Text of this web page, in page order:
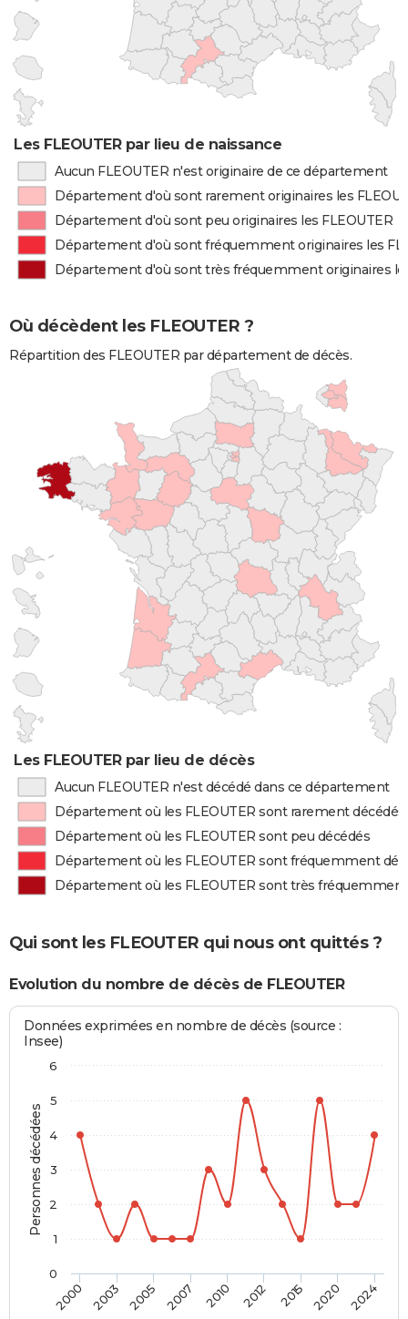
Les FLEOUTER par lieu de naissance
Aucun FLEOUTER n'est originaire de ce département
Département d'où sont rarement originaires les
Département d'où sont peu originaires les FLEOUTER
Département d'où sont fréquemment originaires les
Département d'où sont très fréquemment originaires
Où décèdent les FLEOUTER ?
Répartition des FLEOUTER par département de décès.
Les FLEOUTER par lieu de décès
Aucun FLEOUTER n'est décédé dans ce département
Département où les FLEOUTER sont rarement décédés
Département où les FLEOUTER sont peu décédés
Département où les FLEOUTER sont fréquemment
Département où les FLEOUTER sont très
Qui sont les FLEOUTER qui nous ont quittés ?
Evolution du nombre de décès de FLEOUTER
Personnes décédées
Données exprimées en nombre de décès (source :
Insee)
2000 2003 2005 2007 2010 2012 2015 2020 2024
0
1
2
3
4
5
6